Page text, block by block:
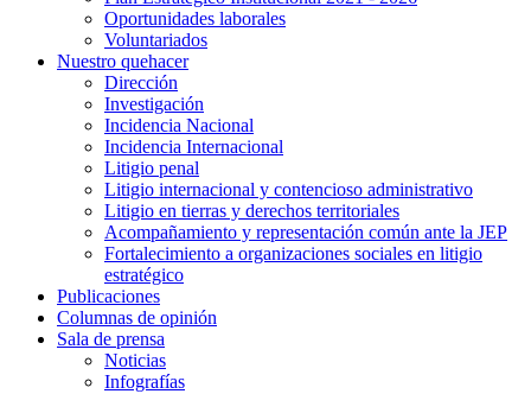
Oportunidades laborales
Voluntariados
Nuestro quehacer
Dirección
Investigación
Incidencia Nacional
Incidencia Internacional
Litigio penal
Litigio internacional y contencioso administrativo
Litigio en tierras y derechos territoriales
Acompañamiento y representación común ante la JEP
Fortalecimiento a organizaciones sociales en litigio
estratégico
Publicaciones
Columnas de opinión
Sala de prensa
Noticias
Infografías